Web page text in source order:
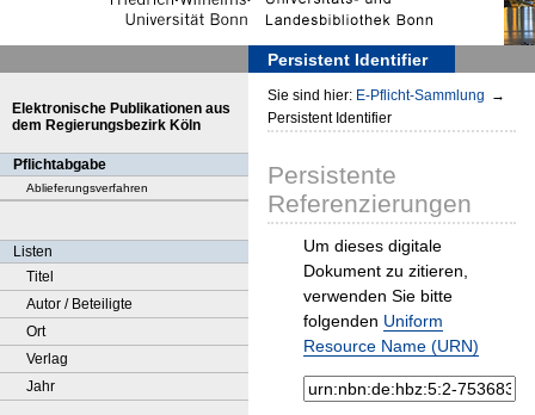
Persistent Identifier
Elektronische Publikationen aus
dem Regierungsbezirk Köln
Pflichtabgabe
Ablieferungsverfahren
Listen
Titel
Autor / Beteiligte
Ort
Verlag
Jahr
Sie sind hier: E-Pflicht-Sammlung →
Persistent Identifier
Persistente
Referenzierungen
Um dieses digitale
Dokument zu zitieren,
verwenden Sie bitte
folgenden Uniform
Resource Name (URN)